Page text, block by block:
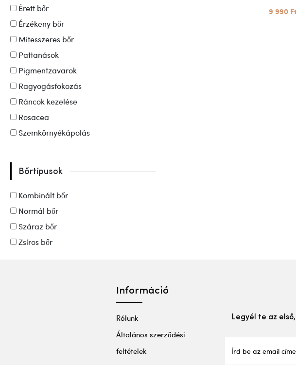
Érett bőr
Érzékeny bőr
Mitesszeres bőr
Pattanások
Pigmentzavarok
Ragyogásfokozás
Ráncok kezelése
Rosacea
Szemkörnyékápolás
Bőrtípusok
Kombinált bőr
Normál bőr
Száraz bőr
Zsíros bőr
9 990 Ft
Információ
Rólunk
Általános szerződési
feltételek
Legyél te az